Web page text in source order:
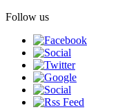
Follow us